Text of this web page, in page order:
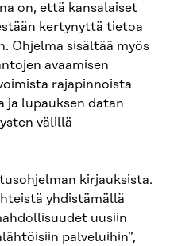
on, että kansalaiset
kertynyttä tietoa
Ohjelma sisältää myös
avaamisen
rajapinnoista
ja lupauksen datan
välillä
kirjauksista.
yhdistämällä
uusiin
palveluihin”,